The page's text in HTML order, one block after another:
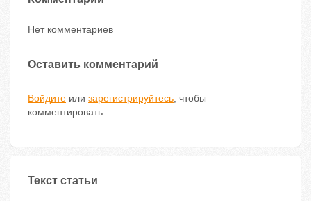
Нет комментариев
Оставить комментарий
Войдите или зарегистрируйтесь, чтобы
комментировать.
Текст статьи